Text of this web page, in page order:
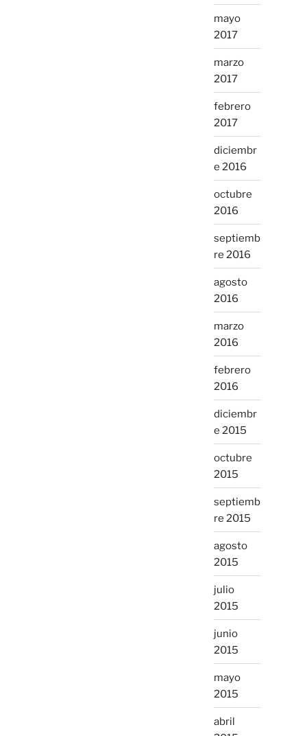
mayo
2017
marzo
2017
febrero
2017
diciembr
e 2016
octubre
2016
septiemb
re 2016
agosto
2016
marzo
2016
febrero
2016
diciembr
e 2015
octubre
2015
septiemb
re 2015
agosto
2015
julio
2015
junio
2015
mayo
2015
abril